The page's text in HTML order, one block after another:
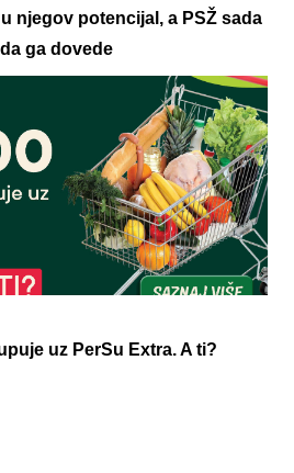
njegov potencijal, a PSŽ sada
ga dovede
uz PerSu Extra. A ti?